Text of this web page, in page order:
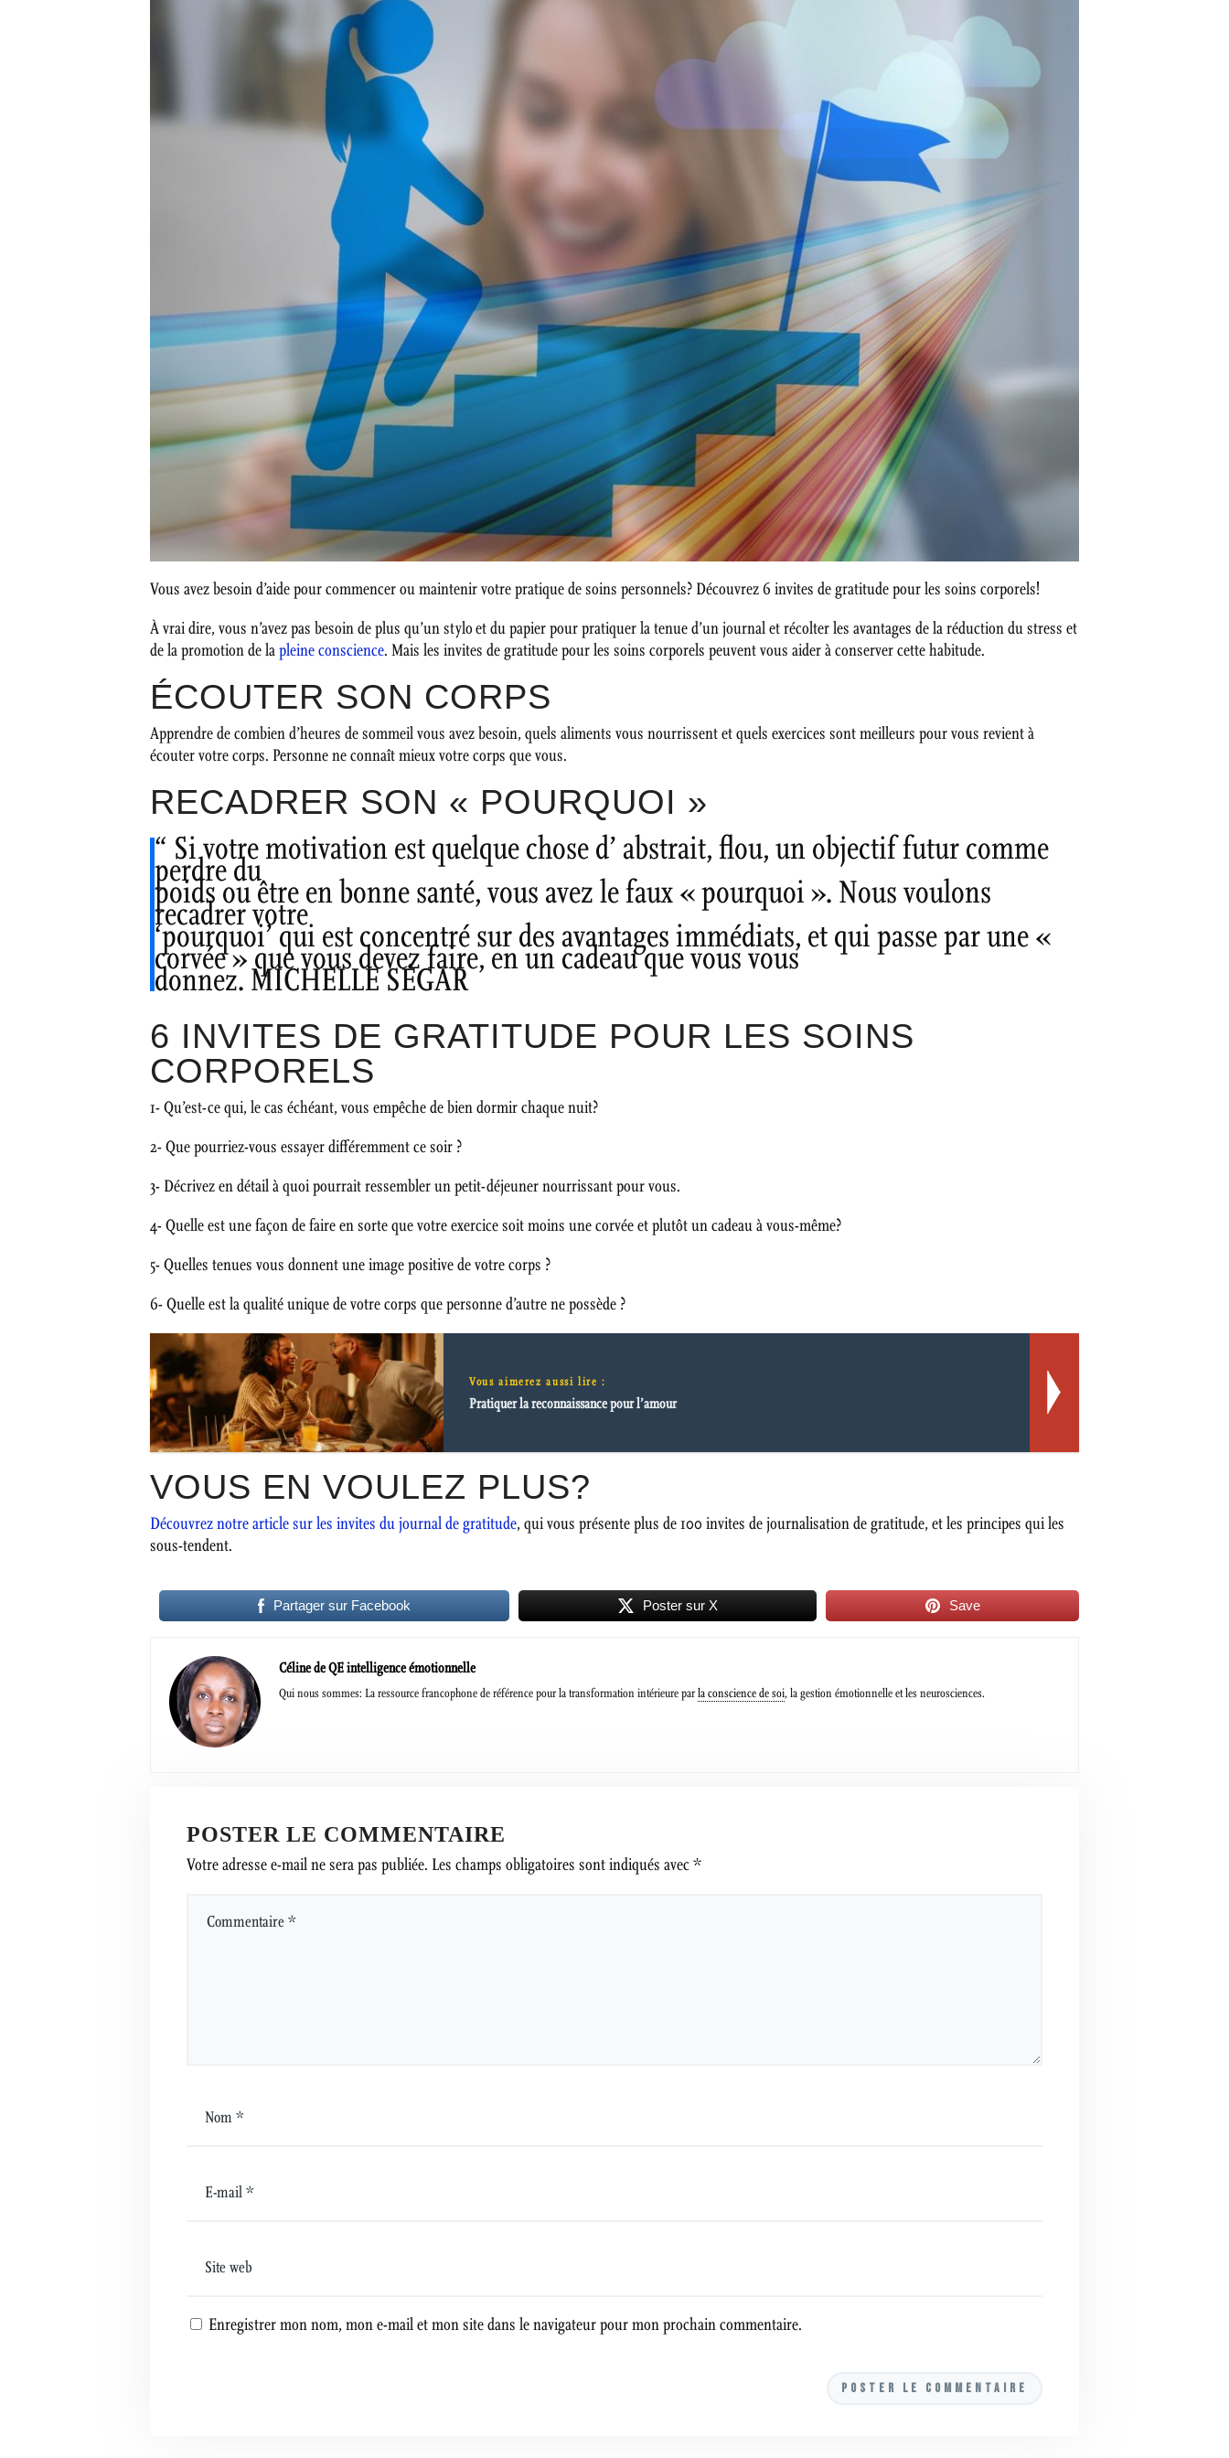
Vous avez besoin d’aide pour commencer ou maintenir votre pratique de soins personnels? Découvrez 6 invites de gratitude pour les soins corporels!
À vrai dire, vous n’avez pas besoin de plus qu’un stylo et du papier pour pratiquer la tenue d’un journal et récolter les avantages de la réduction du stress et
de la promotion de lapleine conscience. Mais les invites de gratitude pour les soins corporels peuvent vous aider à conserver cette habitude.
ÉCOUTER SON CORPS
Apprendre de combien d’heures de sommeil vous avez besoin, quels aliments vous nourrissent et quels exercices sont meilleurs pour vous revient à
écouter votre corps. Personne ne connaît mieux votre corps que vous.
RECADRER SON « POURQUOI »
“ Si votre motivation est quelque chose d’ abstrait, flou, un objectif futur comme
perdre du
poids ou être en bonne santé, vous avez le faux « pourquoi ». Nous voulons
recadrer votre
‘pourquoi’ qui est concentré sur des avantages immédiats, et qui passe par une «
corvée » que vous devez faire, en un cadeau que vous vous
donnez. MICHELLE SÉGAR
6 INVITES DE GRATITUDE POUR LES SOINS
CORPORELS
1- Qu’est-ce qui, le cas échéant, vous empêche de bien dormir chaque nuit?
2- Que pourriez-vous essayer différemment ce soir ?
3- Décrivez en détail à quoi pourrait ressembler un petit-déjeuner nourrissant pour vous.
4- Quelle est une façon de faire en sorte que votre exercice soit moins une corvée et plutôt un cadeau à vous-même?
5- Quelles tenues vous donnent une image positive de votre corps ?
6- Quelle est la qualité unique de votre corps que personne d’autre ne possède ?
Vous aimerez aussi lire :
Pratiquer la reconnaissance pour l’amour
VOUS EN VOULEZ PLUS?
Découvrez notre article sur les invites du journal de gratitude, qui vous présente plus de 100 invites de journalisation de gratitude, et les principes qui les
sous-tendent.
Partager sur Facebook Poster sur X Save
Céline de QE intelligence émotionnelle
Qui nous sommes: La ressource francophone de référence pour la transformation intérieure parla conscience de soi, la gestion émotionnelle et les neurosciences.
POSTER LE COMMENTAIRE
Votre adresse e-mail ne sera pas publiée. Les champs obligatoires sont indiqués avec*
Enregistrer mon nom, mon e-mail et mon site dans le navigateur pour mon prochain commentaire.